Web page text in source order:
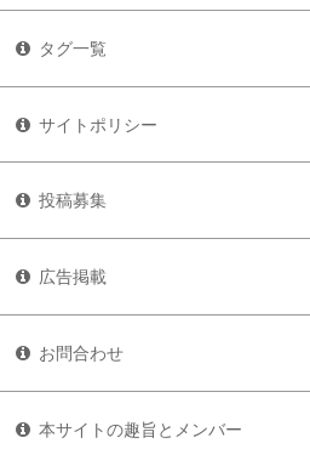
タグ一覧
サイトポリシー
投稿募集
広告掲載
お問合わせ
本サイトの趣旨とメンバー